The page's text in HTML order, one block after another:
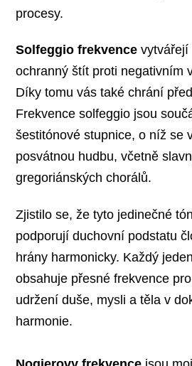
procesy.
Solfeggio frekvence vytvářejí
ochranný štít proti negativním
Díky tomu vás také chrání
Frekvence solfeggio jsou
šestitónové stupnice, o níž se
posvátnou hudbu, včetně
gregoriánských chorálů.
Zjistilo se, že tyto jedinečné
podporují duchovní podstatu
hrány harmonicky. Každý
obsahuje přesné frekvence
udržení duše, mysli a těla v
harmonie.